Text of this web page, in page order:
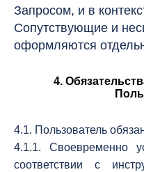
Запросом, и в
Сопутствующие и
оформляются
4.
4.1. Пользователь
4.1.1. Своевременно
соответствии с